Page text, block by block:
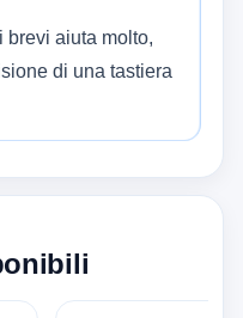
brevi aiuta molto,
di una tastiera